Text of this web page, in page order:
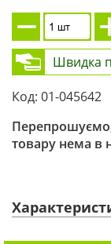
Швидка
Код: 01-045642
товару нема в